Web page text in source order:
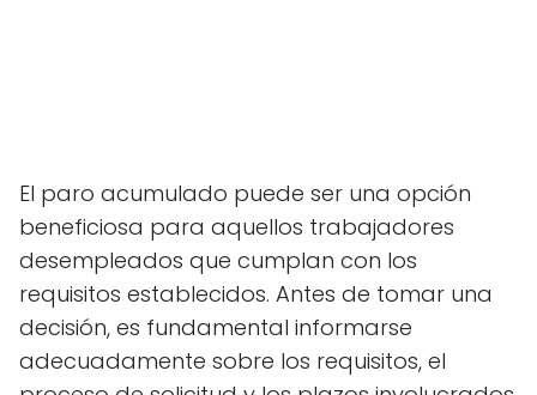
El paro acumulado puede ser una opción
beneficiosa para aquellos trabajadores
desempleados que cumplan con los
requisitos establecidos. Antes de tomar una
decisión, es fundamental informarse
adecuadamente sobre los requisitos, el